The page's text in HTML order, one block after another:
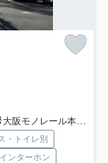
大阪モノレール本線「摂津」駅 徒歩21分
・トイレ別
ンターホン